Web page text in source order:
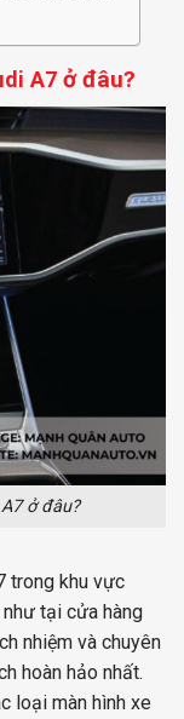
A7 ở đâu?
ở đâu?
trong khu vực
tại cửa hàng
nhiệm và chuyên
hoàn hảo nhất.
loại màn hình xe